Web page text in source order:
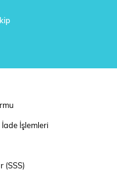
İade İşlemleri
(SSS)